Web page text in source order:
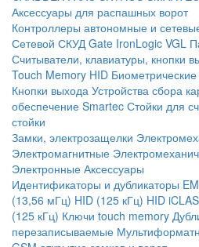
Аксессуары для распашных ворот
Контроллеры автономные и
Сетевой СКУД Gate IronLogic VGL
Считыватели, клавиатуры, кнопки
Touch Memory HID Биометрические
Кнопки выхода Устройства сбора
обеспечение Smartec Стойки для
стойки
Замки, электрозащелки
Электромагнитные
Электронные Аксессуары
Идентификаторы и дубликаторы
(13,56 мГц) HID (125 кГц) HID
(125 кГц) Ключи touch memory
перезаписываемые